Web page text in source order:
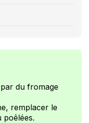
du fromage
remplacer le
poêlées.